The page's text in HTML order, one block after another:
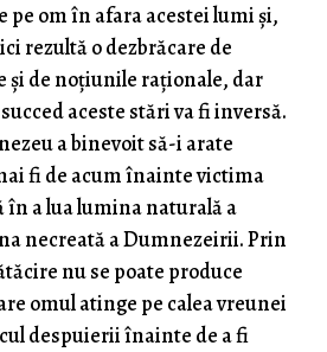
pe om în afara acestei lumi şi,
rezultă o dezbrăcare de
şi de noţiunile raţionale, dar
aceste stări va fi inversă.
a binevoit să-i arate
fi de acum înainte victima
în a lua lumina naturală a
necreată a Dumnezeirii. Prin
nu se poate produce
omul atinge pe calea vreunei
despuierii înainte de a fi